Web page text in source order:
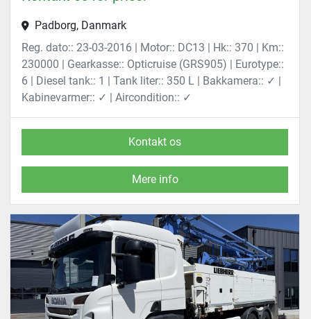
Padborg, Danmark
Reg. dato:: 23-03-2016 | Motor:: DC13 | Hk:: 370 | Km::
230000 | Gearkasse:: Opticruise (GRS905) | Eurotype::
6 | Diesel tank:: 1 | Tank liter:: 350 L | Bakkamera:: ✓ |
Kabinevarmer:: ✓ | Aircondition:: ✓
Kontakt os
Mere info